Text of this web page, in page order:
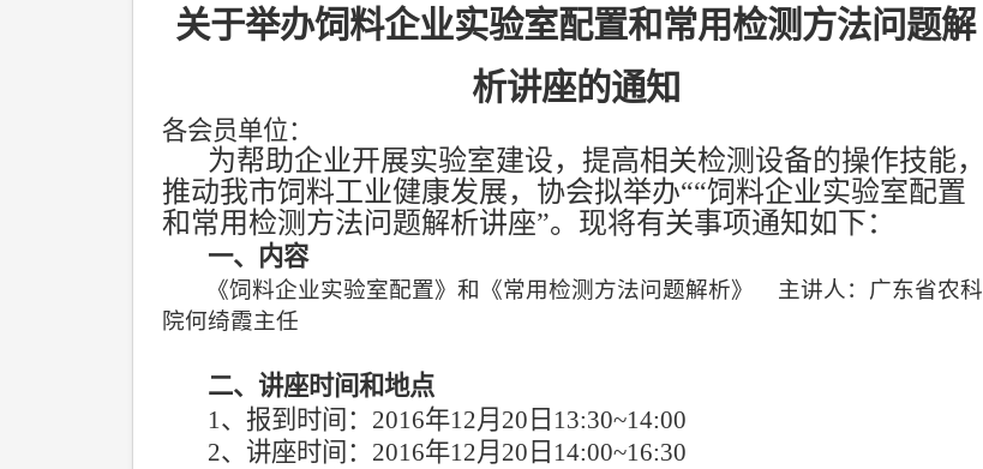
关于举办饲料企业实验室配置和常用检测方法问题解
析讲座的通知
各会员单位：
为帮助企业开展实验室建设，提高相关检测设备的操作技能，
推动我市饲料工业健康发展，协会拟举办““饲料企业实验室配置
和常用检测方法问题解析讲座”。现将有关事项通知如下：
一、内容
《饲料企业实验室配置》和《常用检测方法问题解析》
主讲人：广东省农科
院何绮霞主任
二、讲座时间和地点
1、报到时间： 2016年12月 20 日 13:30~14:00
2、讲座时间： 2016年12月 20 日 14:00~16:30